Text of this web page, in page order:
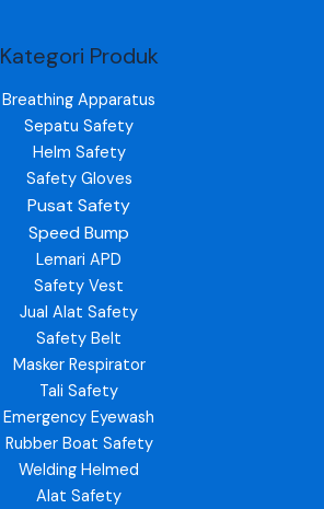
Kategori Produk
Breathing Apparatus
Sepatu Safety
Helm Safety
Safety Gloves
Pusat Safety
Speed Bump
Lemari APD
Safety Vest
Jual Alat Safety
Safety Belt
Masker Respirator
Tali Safety
Emergency Eyewash
Rubber Boat Safety
Welding Helmed
Alat Safety